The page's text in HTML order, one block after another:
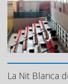
La Nit Blanca